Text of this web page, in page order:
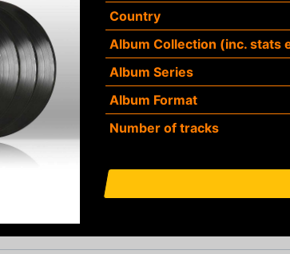
Country
Album Collection (inc. stats
Album Series
Album Format
Number of tracks